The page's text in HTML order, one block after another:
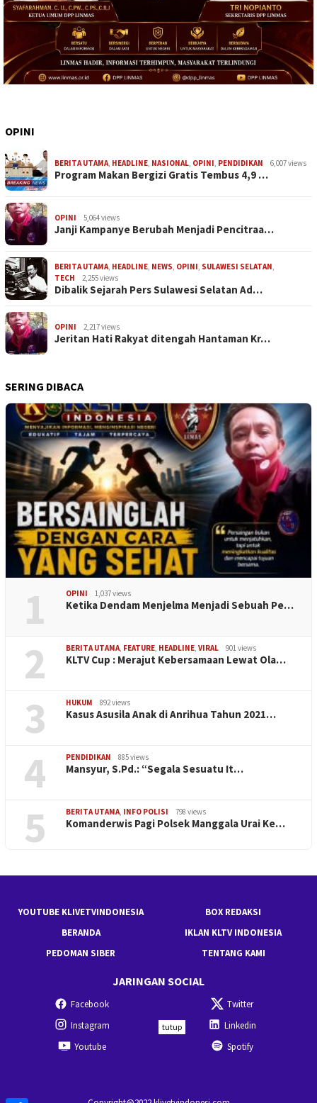
OPINI
BERITA UTAMA, HEADLINE, NASIONAL, OPINI, PENDIDIKAN 6,007 views
Program Makan Bergizi Gratis Tembus 4,9 …
OPINI 5,064 views
Janji Kampanye Berubah Menjadi Pencitraa…
BERITA UTAMA, HEADLINE, NEWS, OPINI, SULAWESI SELATAN,
TECH
2,255 views
Dibalik Sejarah Pers Sulawesi Selatan Ad…
OPINI 2,217 views
Jeritan Hati Rakyat ditengah Hantaman Kr…
SERING DIBACA
1 OPINI 1,037 views
Ketika Dendam Menjelma Menjadi Sebuah Pe…
2 BERITA UTAMA, FEATURE, HEADLINE, VIRAL 901 views
KLTV Cup : Merajut Kebersamaan Lewat Ola…
3 HUKUM 892 views
Kasus Asusila Anak di Anrihua Tahun 2021…
4 PENDIDIKAN 885 views
Mansyur, S.Pd.: “Segala Sesuatu It…
5 BERITA UTAMA, INFO POLISI 798 views
Komanderwis Pagi Polsek Manggala Urai Ke…
YOUTUBE KLIVETVINDONESIA
BOX REDAKSI
BERANDA
IKLAN KLTV INDONESIA
PEDOMAN SIBER
TENTANG KAMI
JARINGAN SOCIAL
Facebook
Twitter
Instagram
Linkedin
Youtube
Spotify
tutup